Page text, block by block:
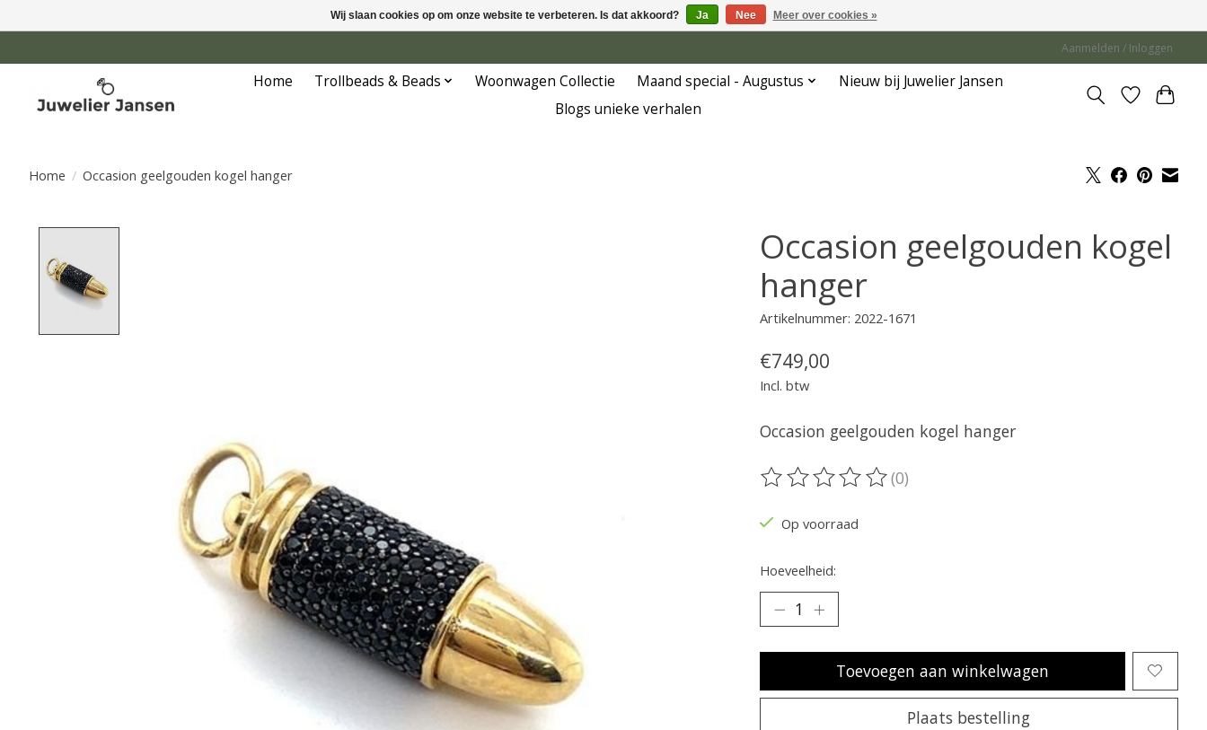
Aanmelden / Inloggen
Home Trollbeads & Beads Woonwagen Collectie Maand special - Augustus
Nieuw bij Juwelier Jansen
Blogs unieke verhalen
Home / Occasion geelgouden kogel hanger
Occasion geelgouden kogel
hanger
Artikelnummer: 2022-1671
€749,00
Incl. btw
Occasion geelgouden kogel hanger
De beoordeling van dit product is
(0)
Op voorraad
Hoeveelheid:
Toevoegen aan winkelwagen
Plaats bestelling
Wij slaan cookies op om onze website te verbeteren. Is dat akkoord? Ja Nee Meer over cookies »